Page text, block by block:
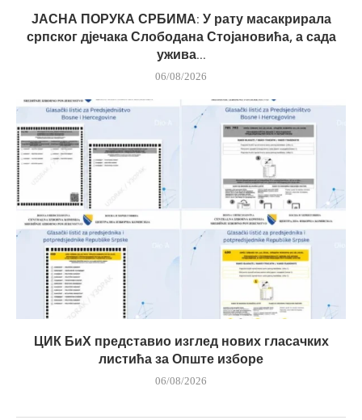
ЈАСНА ПОРУКА СРБИМА: У рату масакрирала
српског дјечака Слободана Стојановића, а сада
ужива...
06/08/2026
ЦИК БиХ представио изглед нових гласачких
листића за Опште изборе
06/08/2026